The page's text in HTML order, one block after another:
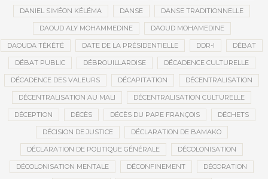
DANIEL SIMÉON KÉLÉMA DANSE DANSE TRADITIONNELLE
DAOUD ALY MOHAMMEDINE DAOUD MOHAMEDINE
DAOUDA TÉKÉTÉ DATE DE LA PRÉSIDENTIELLE DDR-I DÉBAT
DÉBAT PUBLIC DÉBROUILLARDISE DÉCADENCE CULTURELLE
DÉCADENCE DES VALEURS DÉCAPITATION DÉCENTRALISATION
DÉCENTRALISATION AU MALI DÉCENTRALISATION CULTURELLE
DÉCEPTION DÉCÈS DÉCÈS DU PAPE FRANÇOIS DÉCHETS
DÉCISION DE JUSTICE DÉCLARATION DE BAMAKO
DÉCLARATION DE POLITIQUE GÉNÉRALE DÉCOLONISATION
DÉCOLONISATION MENTALE DÉCONFINEMENT DÉCORATION